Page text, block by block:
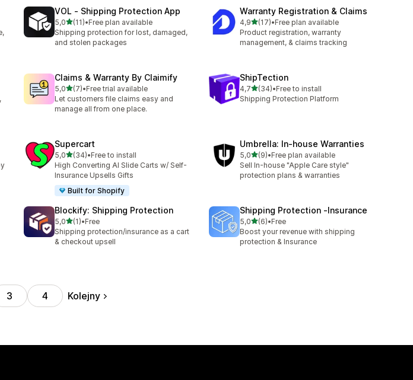
VOL ‑ Shipping Protection App
5,0na 5 gwiazdek
(11)
Łączna liczba recenzji: 11
•Free plan available
Shipping protection for lost, damaged,
and stolen packages
Warranty Registration & Claims
4,9na 5 gwiazdek
(17)
Łączna liczba recenzji: 17
•Free plan available
Product registration, warranty
management, & claims tracking
Claims & Warranty By Claimify
5,0na 5 gwiazdek
(7)
Łączna liczba recenzji: 7
•Free trial available
Let customers file claims easy and
manage all from one place.
ShipTection
4,7na 5 gwiazdek
(34)
Łączna liczba recenzji: 34
•Free to install
Shipping Protection Platform
Supercart
5,0na 5 gwiazdek
(34)
Łączna liczba recenzji: 34
•Free to install
High Converting AI Slide Carts w/ Self-
Insurance Upsells Gifts
Built for Shopify
Umbrella: In‑house Warranties
5,0na 5 gwiazdek
(9)
Łączna liczba recenzji: 9
•Free plan available
Sell In-house "Apple Care style"
protection plans & warranties
Blockify: Shipping Protection
5,0na 5 gwiazdek
(1)
Łączna liczba recenzji: 1
•Free
Shipping protection/insurance as a cart
& checkout upsell
Shipping Protection ‑Insurance
5,0na 5 gwiazdek
(6)
Łączna liczba recenzji: 6
•Free
Boost your revenue with shipping
protection & Insurance
3 4 Kolejny